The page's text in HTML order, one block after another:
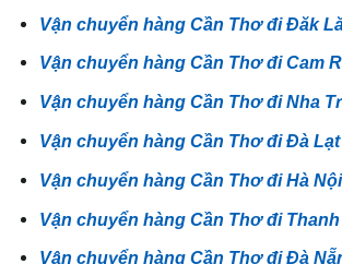
Vận chuyển hàng Cần Thơ đi Đăk
Vận chuyển hàng Cần Thơ đi Cam
Vận chuyển hàng Cần Thơ đi Nha
Vận chuyển hàng Cần Thơ đi Đà Lạt
Vận chuyển hàng Cần Thơ đi Hà Nội
Vận chuyển hàng Cần Thơ đi
Vận chuyển hàng Cần Thơ đi Đà